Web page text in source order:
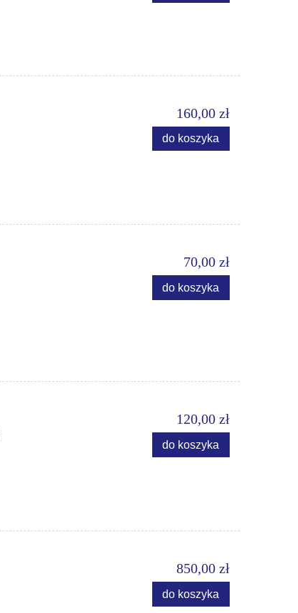
160,00 zł
do koszyka
70,00 zł
do koszyka
120,00 zł
do koszyka
850,00 zł
do koszyka